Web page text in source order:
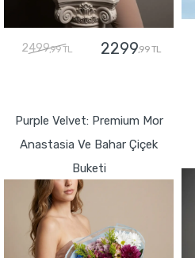
2499,99 TL 2299,99 TL
Purple Velvet: Premium Mor
Anastasia Ve Bahar Çiçek
Buketi